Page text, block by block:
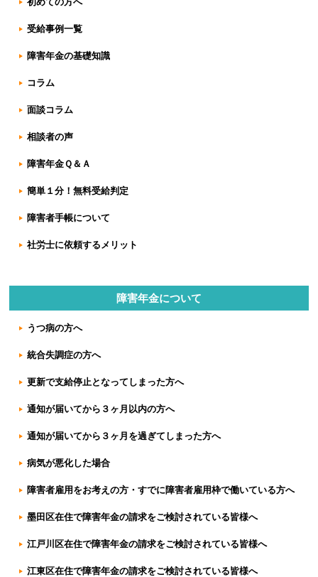
受給事例一覧
障害年金の基礎知識
コラム
面談コラム
相談者の声
障害年金Ｑ＆Ａ
簡単１分！無料受給判定
障害者手帳について
社労士に依頼するメリット
障害年金について
うつ病の方へ
統合失調症の方へ
更新で支給停止となってしまった方へ
通知が届いてから３ヶ月以内の方へ
通知が届いてから３ヶ月を過ぎてしまった方へ
病気が悪化した場合
障害者雇用をお考えの方・すでに障害者雇用枠で働いている方へ
墨田区在住で障害年金の請求をご検討されている皆様へ
江戸川区在住で障害年金の請求をご検討されている皆様へ
江東区在住で障害年金の請求をご検討されている皆様へ